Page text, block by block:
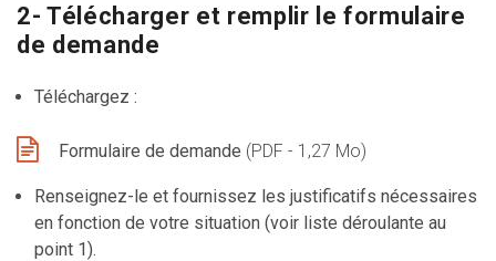
2- Télécharger et remplir le formulaire
de demande
Téléchargez :
Formulaire de demande (PDF - 1,27 Mo)
Renseignez-le et fournissez les justificatifs nécessaires
en fonction de votre situation (voir liste déroulante au
point 1).